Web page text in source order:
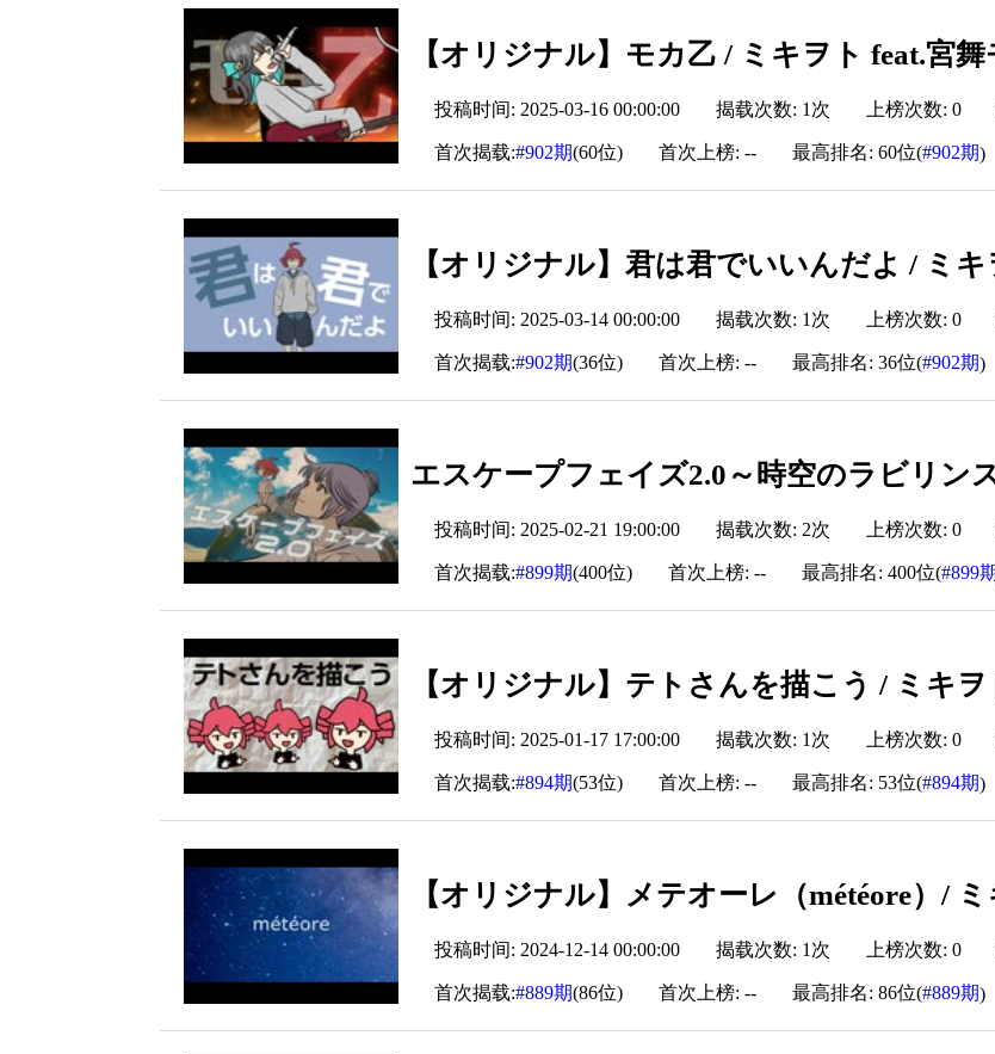
【オリジナル】モカ乙 / ミキヲト feat.宮舞
投稿时间: 2025-03-16 00:00:00 揭载次数: 1次 上榜次数: 0
首次揭载:#902期(60位) 首次上榜: -- 最高排名: 60位(#902期)
【オリジナル】君は君でいいんだよ / ミキ
投稿时间: 2025-03-14 00:00:00 揭载次数: 1次 上榜次数: 0
首次揭载:#902期(36位) 首次上榜: -- 最高排名: 36位(#902期)
エスケープフェイズ2.0～時空のラビリン
投稿时间: 2025-02-21 19:00:00 揭载次数: 2次 上榜次数: 0
首次揭载:#899期(400位) 首次上榜: -- 最高排名: 400位(#899
【オリジナル】テトさんを描こう / ミキヲ
投稿时间: 2025-01-17 17:00:00 揭载次数: 1次 上榜次数: 0
首次揭载:#894期(53位) 首次上榜: -- 最高排名: 53位(#894期)
【オリジナル】メテオーレ（météore）/
投稿时间: 2024-12-14 00:00:00 揭载次数: 1次 上榜次数: 0
首次揭载:#889期(86位) 首次上榜: -- 最高排名: 86位(#889期)